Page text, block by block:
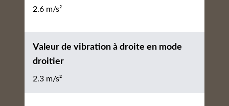
2.6 m/s²
Valeur de vibration à droite en mode
droitier
2.3 m/s²